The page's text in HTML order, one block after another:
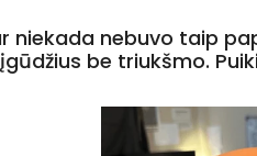
niekada nebuvo taip
be triukšmo.